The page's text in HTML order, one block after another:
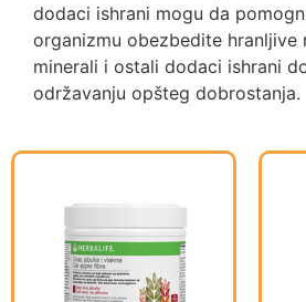
dodaci ishrani mogu da
organizmu obezbedite hranljive
minerali i ostali dodaci ishrani
održavanju opšteg dobrostanja.